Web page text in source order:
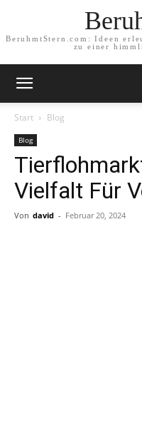
BeruhmtStern.com: Ideen
zu einer
Start Blog
Blog
Vielfalt Für
Von david - Februar 20, 2024